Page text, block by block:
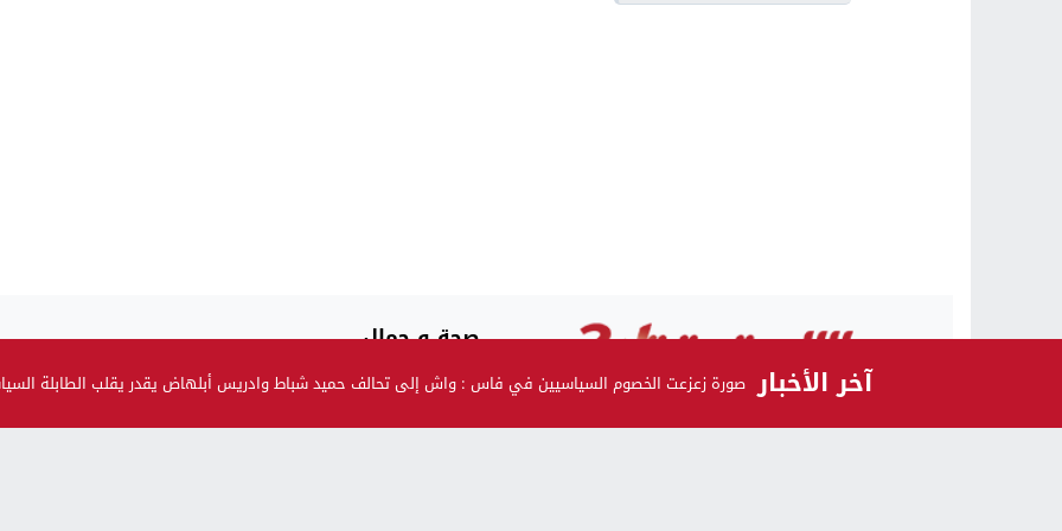
الرأي و الرأي الآخر
صحة و جمال
حضيو راسكم..العلماء لقاو متحور جديد مكيبانش فاختبار PCR و
آخر الأخبار صورة زعزعت الخصوم السياسيين في فاس : واش إلى تحالف حميد شباط وادريس أبلهاض يقدر يقلب الطابلة